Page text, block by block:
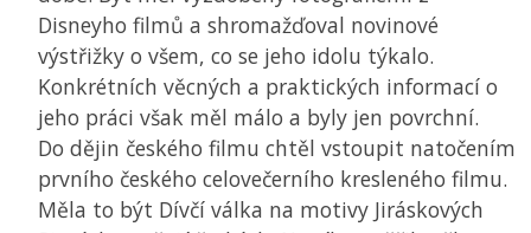
Disneyho filmů a shromažďoval novinové
výstřižky o všem, co se jeho idolu týkalo.
Konkrétních věcných a praktických informací o
jeho práci však měl málo a byly jen povrchní.
Do dějin českého filmu chtěl vstoupit natočením
prvního českého celovečerního kresleného filmu.
Měla to být Dívčí válka na motivy Jiráskových